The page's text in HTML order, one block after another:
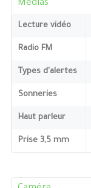
Médias
Lecture vidéo
Radio FM
Types d'alertes
Sonneries
Haut parleur
Prise 3,5 mm